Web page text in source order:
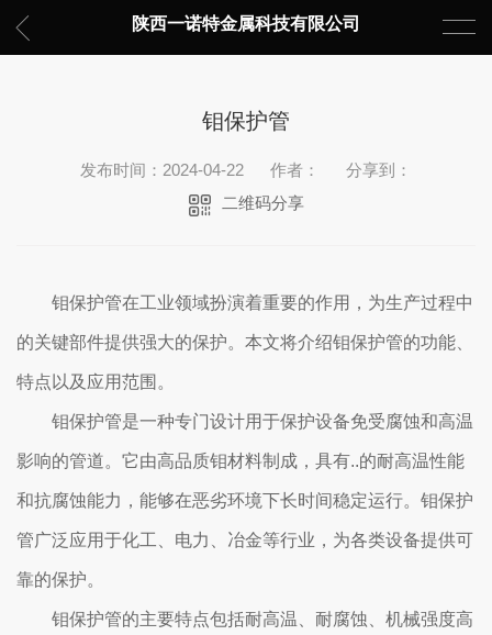
陕西一诺特金属科技有限公司
钼保护管
发布时间：2024-04-22 作者：
分享到：
二维码分享
钼保护管在工业领域扮演着重要的作用，为生产过程中
的关键部件提供强大的保护。本文将介绍钼保护管的功能、
特点以及应用范围。
钼保护管是一种专门设计用于保护设备免受腐蚀和高温
影响的管道。它由高品质钼材料制成，具有..的耐高温性能
和抗腐蚀能力，能够在恶劣环境下长时间稳定运行。钼保护
管广泛应用于化工、电力、冶金等行业，为各类设备提供可
靠的保护。
钼保护管的主要特点包括耐高温、耐腐蚀、机械强度高